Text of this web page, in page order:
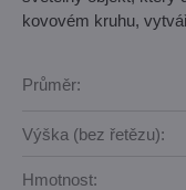
kovovém kruhu,
Průměr:
Výška (bez řetězu):
Hmotnost: